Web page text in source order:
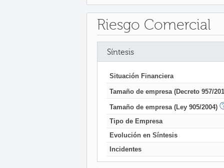
Riesgo Comercial
Síntesis
Situación Financiera
Tamaño de empresa (Decreto 957/
Tamaño de empresa (Ley 905/2004)
Tipo de Empresa
Evolución en Síntesis
Incidentes